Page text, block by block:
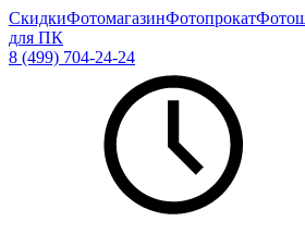
СкидкиФотомагазинФотопрокат
для ПК
8 (499) 704-24-24